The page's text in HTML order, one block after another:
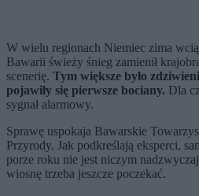
W wielu regionach Niemiec zima
Bawarii świeży śnieg zamienił
scenerię. Tym większe było
pojawiły się pierwsze bociany. Dla
sygnał alarmowy.
Sprawę uspokaja Bawarskie
Przyrody. Jak podkreślają eksperci,
porze roku nie jest niczym
wiosnę trzeba jeszcze poczekać.